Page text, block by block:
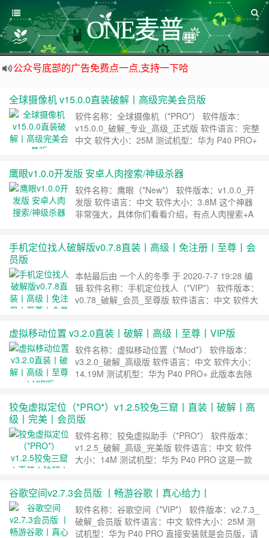
ONE麦普
公众号底部的广告免费点一点,支持一下哈
如下载链接被封,请在网站留言给我们
站点自营在大陆可用的香港流量卡，可以做的事情很多，感兴趣的点击站内广告图
全球摄像机 v15.0.0直装破解丨高级完美会员版
软件名称：全球摄像机（*PRO*） 软件版本：
v15.0.0_破解_专业_高级_正式版 软件语言：完整
中文 软件大小：25M 测试机型：华为 P40 PRO+
载。 下载地址 ……继续阅读 »
鹰眼v1.0.0开发版 安卓人肉搜索/神级杀器
软件名称：鹰眼（*New*） 软件版本：v1.0.0_开
发版 软件语言：中文 软件大小：3.8M 这个神器
非常强大，具体你们看看介绍，有点人肉搜索+A
查询、职业查询、归属地查询、户口查询等社工搜
义上的…… 继续阅读 »
手机定位找人破解版v0.7.8直装丨高级丨免注册丨至尊丨会
员版
本帖最后由 一个人的冬季 于 2020-7-7 19:28 编
辑 软件名称：手机定位找人（*VIP*） 软件版本：
v0.78_破解_会员_至尊版 软件语言：中文 软件大
元，欢迎各位机友下载。 下载地址 ……继续阅
读 »
虚拟移动位置 v3.2.0直装丨破解丨高级丨至尊丨VIP版
软件名称：虚拟移动位置（*Mod*） 软件版本：
v3.2.0_破解_高级版 软件语言：中文 软件大小：
14.19M 测试机型：华为 P40 PRO+ 此版本去除
修改到，任何你想去的地方；在朋友圈/QQ空
间/Instagram发照片，一键引爆朋友圈……
读 »
狡兔虚拟定位（*PRO*）v1.2.5狡兔三窟丨直装丨破解丨高
级丨完美丨会员版
软件名称：狡兔虚拟助手（*PRO*） 软件版本：
v1.2.5_破解_高级_完美版 软件语言：中文 软件
大小：14M 测试机型：华为 P40 PRO 这是一款
集。让App永远无法搜集到真实的手机信息。保护
通讯录数据，让自己的朋友圈不被骚扰 保护自己
的手机相册，让美照安全…… 继续阅读 »
谷歌空间v2.7.3会员版 丨畅游谷歌丨真心给力丨
软件名称：谷歌空间（*VIP*） 软件版本：v2.7.3_
破解_会员版 软件语言：中文 软件大小：25M 测
试机型：华为 P40 PRO 直接安装就是会员版，请